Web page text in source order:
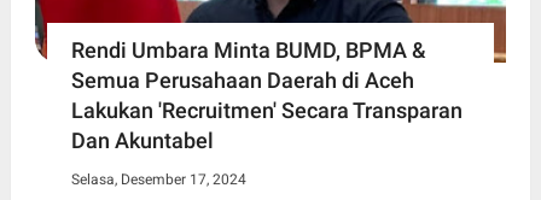
Rendi Umbara Minta BUMD, BPMA &
Semua Perusahaan Daerah di Aceh
Lakukan 'Recruitmen' Secara Transparan
Dan Akuntabel
Selasa, Desember 17, 2024